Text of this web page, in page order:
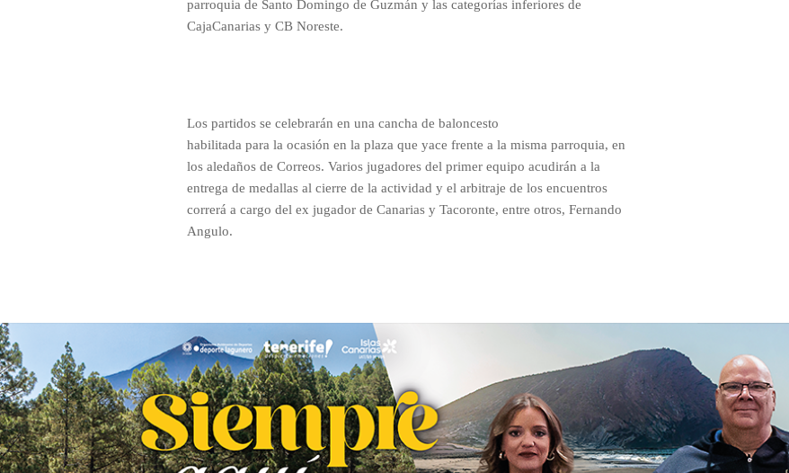
parroquia de Santo Domingo de Guzmán y las categorías inferiores de
CajaCanarias y CB Noreste.
Los partidos se celebrarán en una cancha de baloncesto
habilitada para la ocasión en la plaza que yace frente a la misma parroquia, en
los aledaños de Correos. Varios jugadores del primer equipo acudirán a la
entrega de medallas al cierre de la actividad y el arbitraje de los encuentros
correrá a cargo del ex jugador de Canarias y Tacoronte, entre otros, Fernando
Angulo.